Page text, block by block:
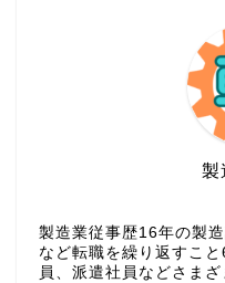
製
製造業従事歴16年の製
など転職を繰り返すこ
員、派遣社員などさま